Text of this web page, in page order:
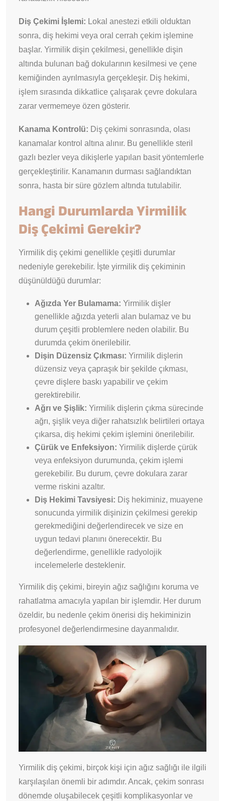
Diş Çekimi İşlemi: Lokal anestezi etkili olduktan
sonra, diş hekimi veya oral cerrah çekim işlemine
başlar. Yirmilik dişin çekilmesi, genellikle dişin
altında bulunan bağ dokularının kesilmesi ve çene
kemiğinden ayrılmasıyla gerçekleşir. Diş hekimi,
işlem sırasında dikkatlice çalışarak çevre dokulara
zarar vermemeye özen gösterir.
Kanama Kontrolü: Diş çekimi sonrasında, olası
kanamalar kontrol altına alınır. Bu genellikle steril
gazlı bezler veya dikişlerle yapılan basit yöntemlerle
gerçekleştirilir. Kanamanın durması sağlandıktan
sonra, hasta bir süre gözlem altında tutulabilir.
Hangi Durumlarda Yirmilik
Diş Çekimi Gerekir?
Yirmilik diş çekimi genellikle çeşitli durumlar
nedeniyle gerekebilir. İşte yirmilik diş çekiminin
düşünüldüğü durumlar:
Ağızda Yer Bulamama: Yirmilik dişler
genellikle ağızda yeterli alan bulamaz ve bu
durum çeşitli problemlere neden olabilir. Bu
durumda çekim önerilebilir.
Dişin Düzensiz Çıkması: Yirmilik dişlerin
düzensiz veya çapraşık bir şekilde çıkması,
çevre dişlere baskı yapabilir ve çekim
gerektirebilir.
Ağrı ve Şişlik: Yirmilik dişlerin çıkma sürecinde
ağrı, şişlik veya diğer rahatsızlık belirtileri ortaya
çıkarsa, diş hekimi çekim işlemini önerilebilir.
Çürük ve Enfeksiyon: Yirmilik dişlerde çürük
veya enfeksiyon durumunda, çekim işlemi
gerekebilir. Bu durum, çevre dokulara zarar
verme riskini azaltır.
Diş Hekimi Tavsiyesi: Diş hekiminiz, muayene
sonucunda yirmilik dişinizin çekilmesi gerekip
gerekmediğini değerlendirecek ve size en
uygun tedavi planını önerecektir. Bu
değerlendirme, genellikle radyolojik
incelemelerle desteklenir.
Yirmilik diş çekimi, bireyin ağız sağlığını koruma ve
rahatlatma amacıyla yapılan bir işlemdir. Her durum
özeldir, bu nedenle çekim önerisi diş hekiminizin
profesyonel değerlendirmesine dayanmalıdır.
Yirmilik diş çekimi, birçok kişi için ağız sağlığı ile ilgili
karşılaşılan önemli bir adımdır. Ancak, çekim sonrası
dönemde oluşabilecek çeşitli komplikasyonlar ve